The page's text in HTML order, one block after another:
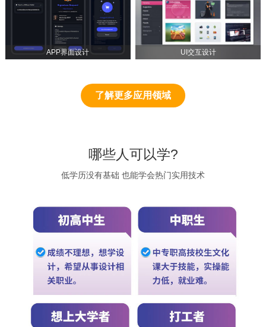
APP界面设计 UI交互设计
了解更多应用领域
哪些人可以学?
低学历没有基础 也能学会热门实用技术